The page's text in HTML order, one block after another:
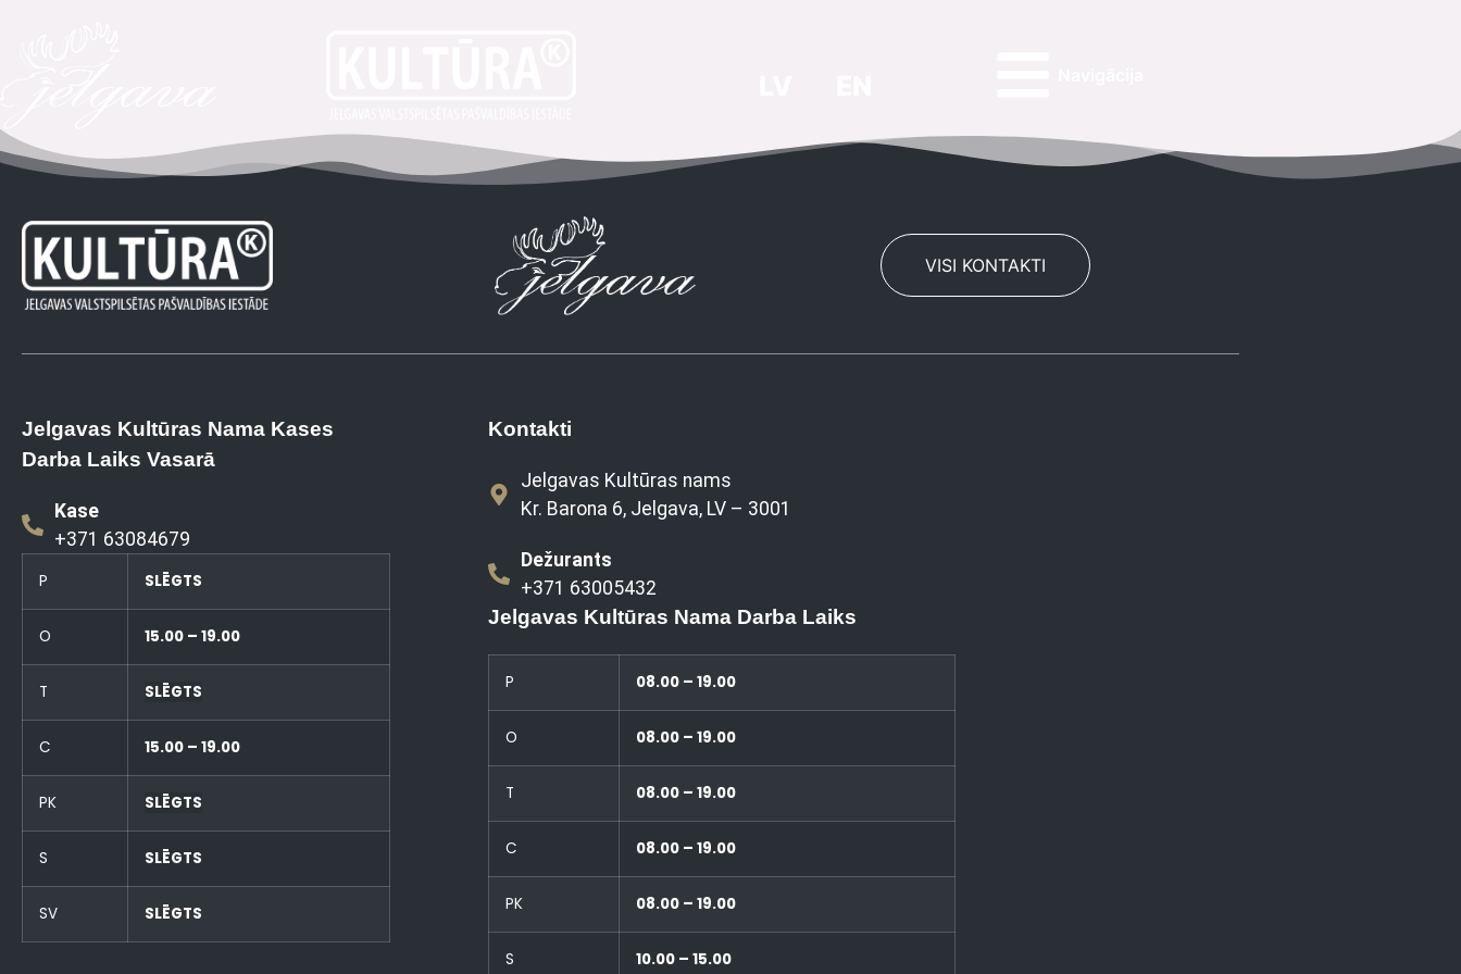
VISI KONTAKTI
Jelgavas Kultūras Nama Kases
Darba Laiks Vasarā
Kase
+371 63084679
P SLĒGTS
O 15.00 – 19.00
T SLĒGTS
C 15.00 – 19.00
PK SLĒGTS
S SLĒGTS
SV SLĒGTS
Kontakti
Jelgavas Kultūras nams
Kr. Barona 6, Jelgava, LV – 3001
Dežurants
+371 63005432
Jelgavas Kultūras Nama Darba Laiks
P 08.00 – 19.00
O 08.00 – 19.00
T 08.00 – 19.00
C 08.00 – 19.00
PK 08.00 – 19.00
S 10.00 – 15.00